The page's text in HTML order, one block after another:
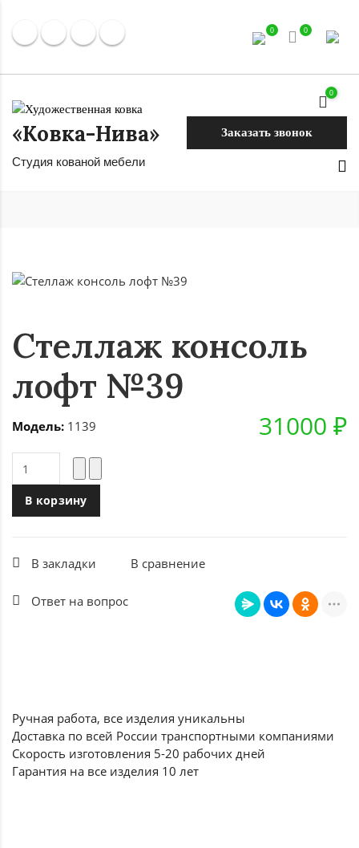
0 0
«Ковка-Нива»
Студия кованой мебели
0
Заказать звонок
Стеллаж консоль
лофт №39
31000 ₽
Модель: 1139
В корзину
В закладки В сравнение
Ответ на вопрос
Ручная работа, все изделия уникальны
Доставка по всей России транспортными компаниями
Скорость изготовления 5-20 рабочих дней
Гарантия на все изделия 10 лет